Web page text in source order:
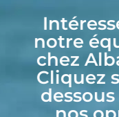
notre
chez
Cliquez